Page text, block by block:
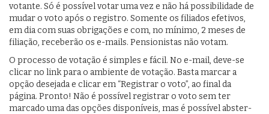
votante. Só é possível votar uma vez e não há possibilidade de
mudar o voto após o registro. Somente os filiados efetivos,
em dia com suas obrigações e com, no mínimo, 2 meses de
filiação, receberão os e-mails. Pensionistas não votam.
O processo de votação é simples e fácil. No e-mail, deve-se
clicar no link para o ambiente de votação. Basta marcar a
opção desejada e clicar em “Registrar o voto”, ao final da
página. Pronto! Não é possível registrar o voto sem ter
marcado uma das opções disponíveis, mas é possível abster-